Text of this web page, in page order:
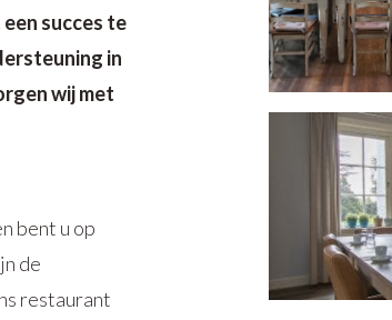
succes te
in
wij met
bent u op
de
restaurant